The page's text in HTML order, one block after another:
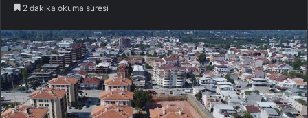
2 dakika okuma süresi